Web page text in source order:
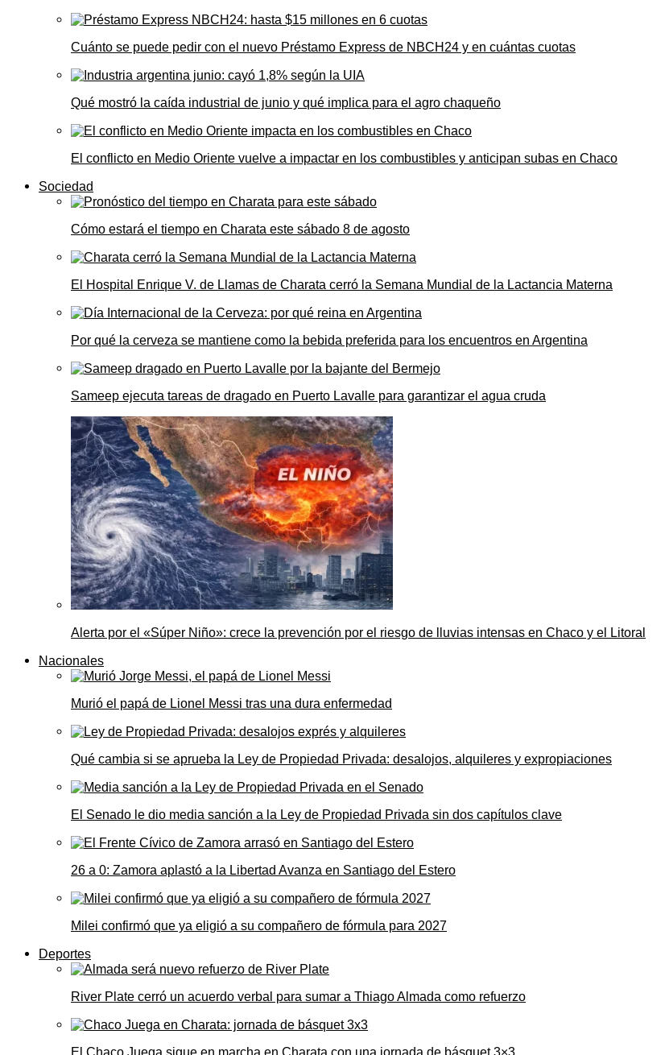
Cuánto se puede pedir con el nuevo Préstamo Express de NBCH24 y en cuántas cuotas
Qué mostró la caída industrial de junio y qué implica para el agro chaqueño
El conflicto en Medio Oriente vuelve a impactar en los combustibles y anticipan subas en Chaco
Sociedad
Cómo estará el tiempo en Charata este sábado 8 de agosto
El Hospital Enrique V. de Llamas de Charata cerró la Semana Mundial de la Lactancia Materna
Por qué la cerveza se mantiene como la bebida preferida para los encuentros en Argentina
Sameep ejecuta tareas de dragado en Puerto Lavalle para garantizar el agua cruda
Alerta por el «Súper Niño»: crece la prevención por el riesgo de lluvias intensas en Chaco y el Litoral
Nacionales
Murió el papá de Lionel Messi tras una dura enfermedad
Qué cambia si se aprueba la Ley de Propiedad Privada: desalojos, alquileres y expropiaciones
El Senado le dio media sanción a la Ley de Propiedad Privada sin dos capítulos clave
26 a 0: Zamora aplastó a la Libertad Avanza en Santiago del Estero
Milei confirmó que ya eligió a su compañero de fórmula para 2027
Deportes
River Plate cerró un acuerdo verbal para sumar a Thiago Almada como refuerzo